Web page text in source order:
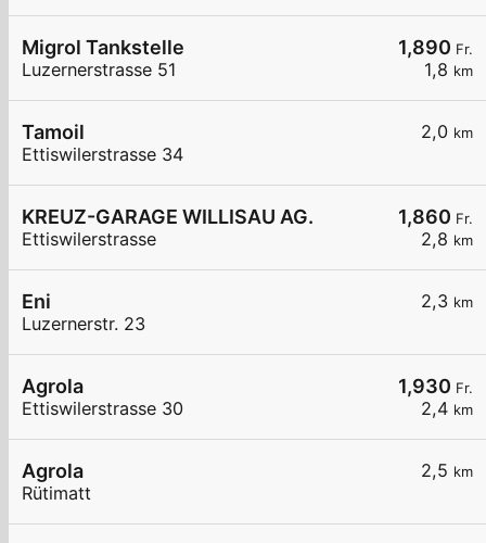
1,890 Fr.
1,8 km
Migrol Tankstelle
Luzernerstrasse 51
2,0 km
Tamoil
Ettiswilerstrasse 34
1,860 Fr.
2,8 km
KREUZ-GARAGE WILLISAU AG.
Ettiswilerstrasse
2,3 km
Eni
Luzernerstr. 23
1,930 Fr.
2,4 km
Agrola
Ettiswilerstrasse 30
2,5 km
Agrola
Rütimatt